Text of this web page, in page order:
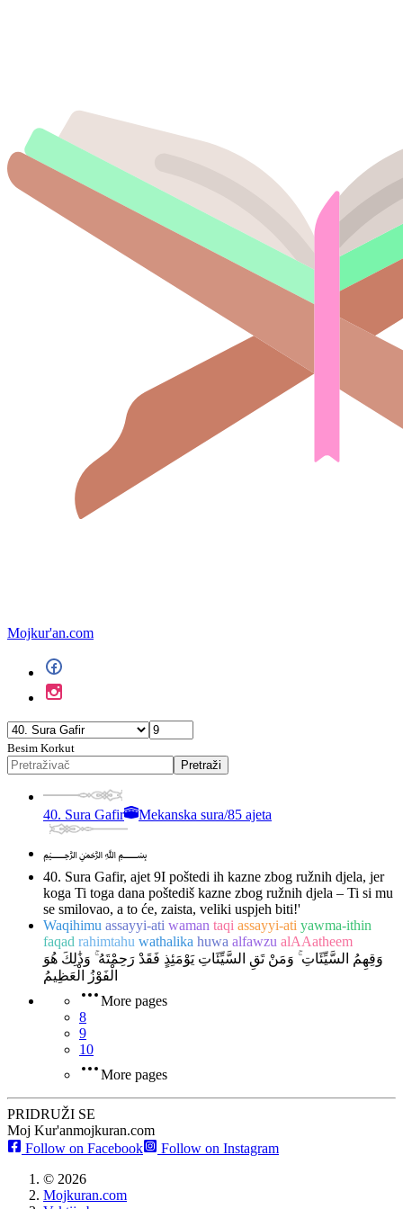
Mojkur'an.com
Besim Korkut
Pretraži
40. Sura Gafir Mekanska sura/85 ajeta
﷽
40. Sura Gafir, ajet 9I poštedi ih kazne zbog ružnih djela, jer
koga Ti toga dana poštediš kazne zbog ružnih djela – Ti si mu
se smilovao, a to će, zaista, veliki uspjeh biti!'
Waqihimu assayyi-ati waman taqi assayyi-ati yawma-ithin
faqad rahimtahu wathalika huwa alfawzu alAAatheem
وَقِهِمُ السَّيِّئَاتِ ۚ وَمَنْ تَقِ السَّيِّئَاتِ يَوْمَئِذٍ فَقَدْ رَحِمْتَهُ ۚ وَذَٰلِكَ هُوَ
الْفَوْزُ الْعَظِيمُ
More pages
8
9
10
More pages
PRIDRUŽI SE
Moj Kur'anmojkuran.com
Follow on Facebook
Follow on Instagram
© 2026
Mojkuran.com